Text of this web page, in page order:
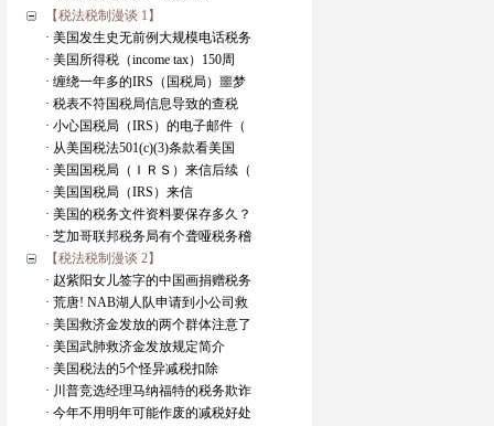
【税法税制漫谈 1】
· 美国发生史无前例大规模电话税务
· 美国所得税（income tax）150周
· 缠绕一年多的IRS（国税局）噩梦
· 税表不符国税局信息导致的查税
· 小心国税局（IRS）的电子邮件（
· 从美国税法501(c)(3)条款看美国
· 美国国税局（ＩＲＳ）来信后续（
· 美国国税局（IRS）来信
· 美国的税务文件资料要保存多久？
· 芝加哥联邦税务局有个聋哑税务稽
【税法税制漫谈 2】
· 赵紫阳女儿签字的中国画捐赠税务
· 荒唐! NAB湖人队申请到小公司救
· 美国救济金发放的两个群体注意了
· 美国武肺救济金发放规定简介
· 美国税法的5个怪异减税扣除
· 川普竞选经理马纳福特的税务欺诈
· 今年不用明年可能作废的减税好处